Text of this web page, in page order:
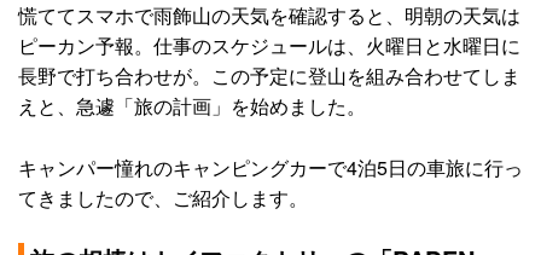
慌ててスマホで雨飾山の天気を確認すると、明朝の天気は
ピーカン予報。仕事のスケジュールは、火曜日と水曜日に
長野で打ち合わせが。この予定に登山を組み合わせてしま
えと、急遽「旅の計画」を始めました。
キャンパー憧れのキャンピングカーで4泊5日の車旅に行っ
てきましたので、ご紹介します。